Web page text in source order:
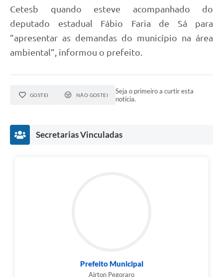
Cetesb quando esteve acompanhado do
deputado estadual Fábio Faria de Sá para
”apresentar as demandas do município na área
ambiental”, informou o prefeito.
GOSTEI NÃO GOSTEI
Seja o primeiro a curtir esta
notícia.
Secretarias Vinculadas
Prefeito Municipal
Airton Pegoraro